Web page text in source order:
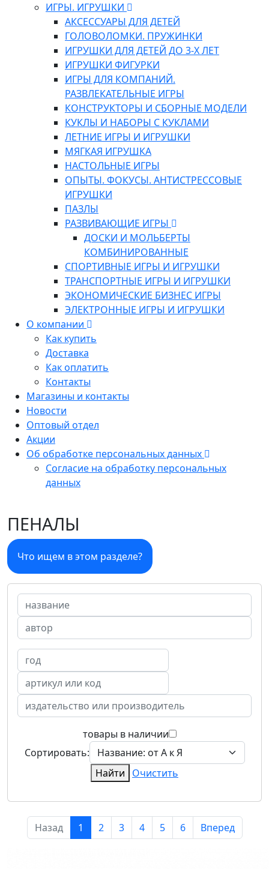
ПЕНАЛЫ
Что ищем в этом разделе?
товары в наличии
Сортировать:
Найти
Очистить
Назад 1 2 3 4 5 6 Вперед
ИГРЫ. ИГРУШКИ
АКСЕССУАРЫ ДЛЯ ДЕТЕЙ
ГОЛОВОЛОМКИ. ПРУЖИНКИ
ИГРУШКИ ДЛЯ ДЕТЕЙ ДО 3-Х ЛЕТ
ИГРУШКИ ФИГУРКИ
ИГРЫ ДЛЯ КОМПАНИЙ.
РАЗВЛЕКАТЕЛЬНЫЕ ИГРЫ
КОНСТРУКТОРЫ И СБОРНЫЕ МОДЕЛИ
КУКЛЫ И НАБОРЫ С КУКЛАМИ
ЛЕТНИЕ ИГРЫ И ИГРУШКИ
МЯГКАЯ ИГРУШКА
НАСТОЛЬНЫЕ ИГРЫ
ОПЫТЫ. ФОКУСЫ. АНТИСТРЕССОВЫЕ
ИГРУШКИ
ПАЗЛЫ
РАЗВИВАЮЩИЕ ИГРЫ
ДОСКИ И МОЛЬБЕРТЫ
КОМБИНИРОВАННЫЕ
СПОРТИВНЫЕ ИГРЫ И ИГРУШКИ
ТРАНСПОРТНЫЕ ИГРЫ И ИГРУШКИ
ЭКОНОМИЧЕСКИЕ БИЗНЕС ИГРЫ
ЭЛЕКТРОННЫЕ ИГРЫ И ИГРУШКИ
О компании
Как купить
Доставка
Как оплатить
Контакты
Магазины и контакты
Новости
Оптовый отдел
Акции
Об обработке персональных данных
Согласие на обработку персональных
данных